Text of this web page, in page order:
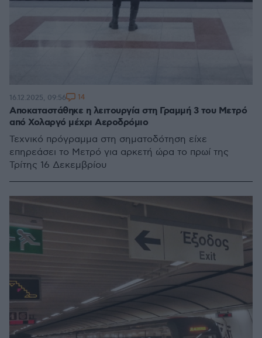
Αποκαταστάθηκε η λειτουργία στη Γραμμή 3 του Μετρό
από Χολαργό μέχρι Αεροδρόμιο
Τεχνικό πρόγραμμα στη σηματοδότηση είχε
επηρεάσει το Μετρό για αρκετή ώρα το πρωί της
Τρίτης 16 Δεκεμβρίου
16.12.2025, 09:56 14